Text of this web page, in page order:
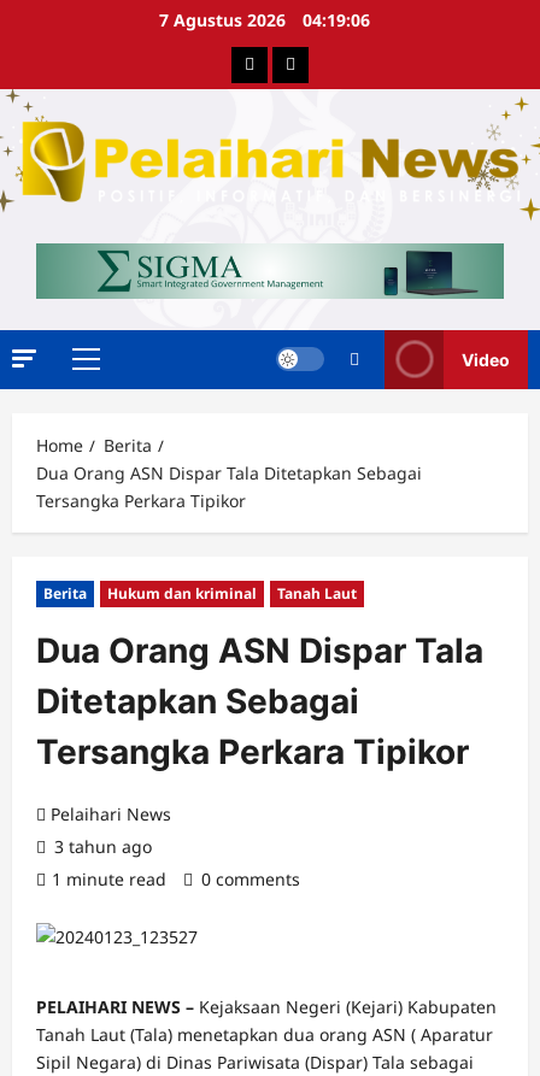
7 Agustus 2026 04:19:07
Berita Advertorial
Primary
Video
Home
Berita
Dua Orang ASN Dispar Tala Ditetapkan Sebagai
Tersangka Perkara Tipikor
Berita Hukum dan kriminal Tanah Laut
Dua Orang ASN Dispar Tala
Ditetapkan Sebagai
Tersangka Perkara Tipikor
Pelaihari News
3 tahun ago
1 minute read
0 comments
PELAIHARI NEWS – Kejaksaan Negeri (Kejari) Kabupaten
Tanah Laut (Tala) menetapkan dua orang ASN ( Aparatur
Sipil Negara) di Dinas Pariwisata (Dispar) Tala sebagai